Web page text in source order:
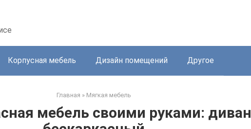
Корпусная мебель Дизайн помещений Другое
Главная » Мягкая мебель
мебель своими руками: диван